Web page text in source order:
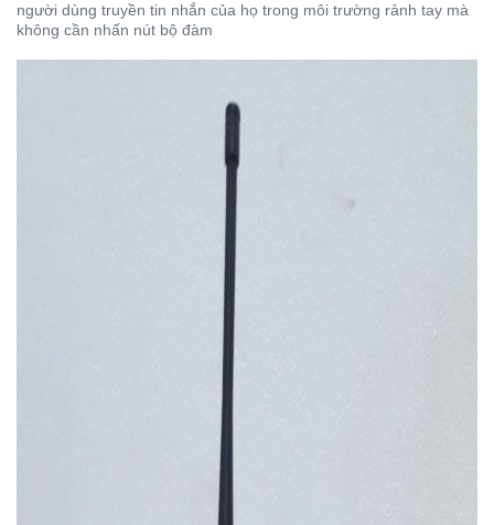
người dùng truyền tin nhắn của họ trong môi trường rảnh tay mà
không cần nhấn nút bộ đàm